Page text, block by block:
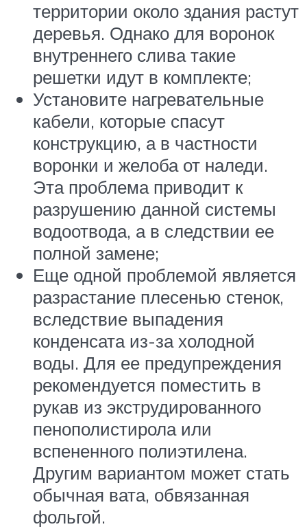
территории около здания растут
деревья. Однако для воронок
внутреннего слива такие
решетки идут в комплекте;
Установите нагревательные
кабели, которые спасут
конструкцию, а в частности
воронки и желоба от наледи.
Эта проблема приводит к
разрушению данной системы
водоотвода, а в следствии ее
полной замене;
Еще одной проблемой является
разрастание плесенью стенок,
вследствие выпадения
конденсата из-за холодной
воды. Для ее предупреждения
рекомендуется поместить в
рукав из экструдированного
пенополистирола или
вспененного полиэтилена.
Другим вариантом может стать
обычная вата, обвязанная
фольгой.